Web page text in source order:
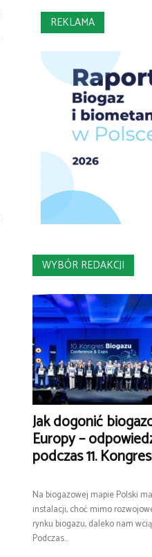
REKLAMA
WYBÓR REDAKCJI
Jak dogonić
Europy –
podczas 11.
Na biogazowej mapie Polski
instalacji, choć mimo
rynku biogazu, daleko nam
Podczas...